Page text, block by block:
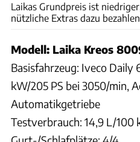
Laikas Grundpreis ist
nützliche Extras dazu
Modell: Laika Kreos
Basisfahrzeug: Iveco Daily
kW/205 PS bei 3050/min,
Automatikgetriebe
Testverbrauch: 14,9 L/100